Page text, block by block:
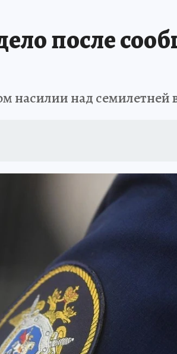
после
насилии над семилетней